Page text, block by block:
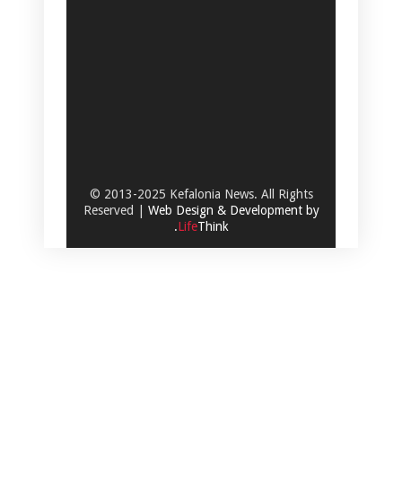
© 2013-2025 Kefalonia News. All Rights
Reserved | Web Design & Development by
.LifeThink